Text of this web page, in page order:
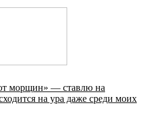
морщин» — ставлю на
на ура даже среди моих